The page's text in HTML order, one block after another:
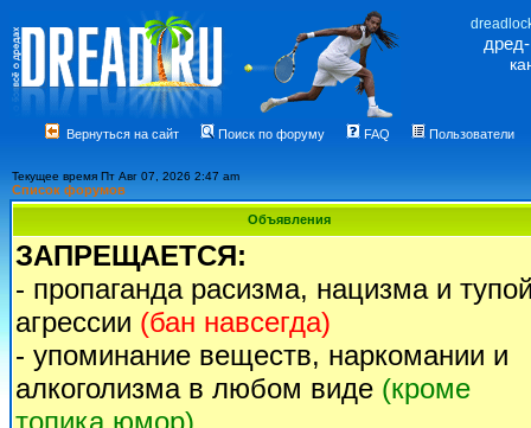
Вернуться на сайт Поиск по форуму FAQ Пользователи
Текущее время Пт Авг 07, 2026 2:47 am
Список форумов
Объявления
ЗАПРЕЩАЕТСЯ:
- пропаганда расизма, нацизма и
агрессии (бан навсегда)
- упоминание веществ, наркомании и
алкоголизма в любом виде (кроме
топика юмор)